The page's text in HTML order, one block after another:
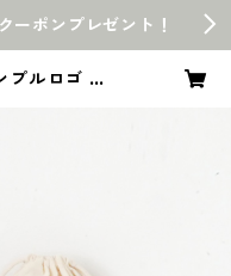
ポンプレゼント！
ルロゴ 〕